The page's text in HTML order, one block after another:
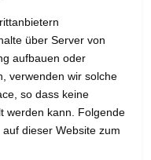
über Server von
aufbauen oder
verwenden wir solche
so dass keine
werden kann. Folgende
dieser Website zum